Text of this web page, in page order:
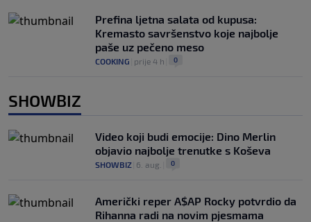
Prefina ljetna salata od kupusa:
Kremasto savršenstvo koje najbolje
paše uz pečeno meso
COOKING prije 4 h 0
SHOWBIZ
Video koji budi emocije: Dino Merlin
objavio najbolje trenutke s Koševa
SHOWBIZ 6. aug. 0
Američki reper A$AP Rocky potvrdio da
Rihanna radi na novim pjesmama